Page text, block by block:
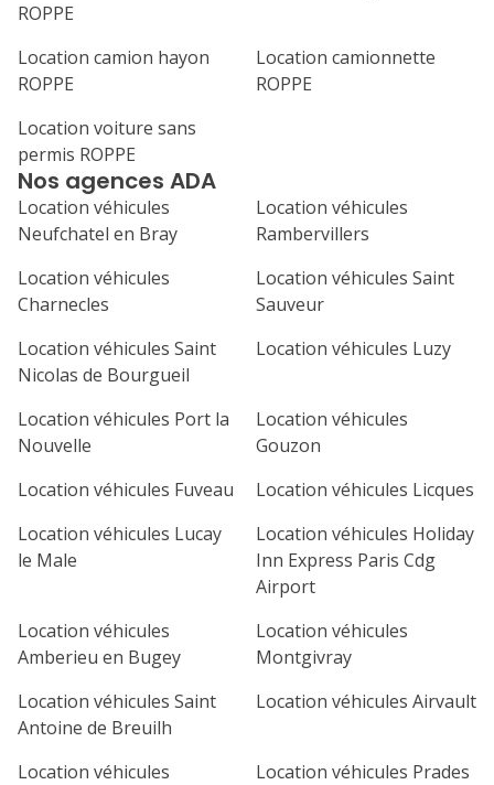
Nos agences ADA
Location véhicules
Neufchatel en Bray
Location véhicules
Rambervillers
Location véhicules
Charnecles
Location véhicules Saint
Sauveur
Location véhicules Saint
Nicolas de Bourgueil
Location véhicules Luzy
Location véhicules Port la
Nouvelle
Location véhicules
Gouzon
Location véhicules Fuveau
Location véhicules Licques
Location véhicules Lucay
le Male
Location véhicules Holiday
Inn Express Paris Cdg
Airport
Location véhicules
Amberieu en Bugey
Location véhicules
Montgivray
Location véhicules Saint
Antoine de Breuilh
Location véhicules Airvault
Location véhicules
Location véhicules Prades
ROPPE
Location camion hayon
ROPPE
Location camionnette
ROPPE
Location voiture sans
permis ROPPE